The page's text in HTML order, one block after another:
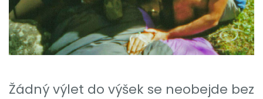
Žádný výlet do výšek se neobejde bez